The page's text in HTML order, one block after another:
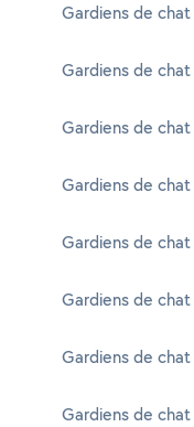
Gardiens de
Gardiens de
Gardiens de
Gardiens de chat
Gardiens de
Gardiens de
Gardiens de
Gardiens de chat